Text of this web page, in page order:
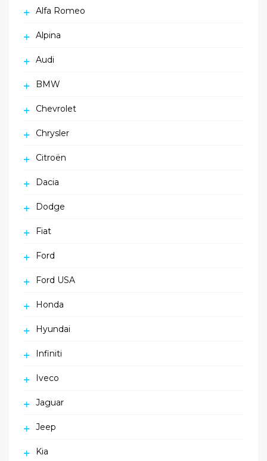
Alfa Romeo
Alpina
Audi
BMW
Chevrolet
Chrysler
Citroën
Dacia
Dodge
Fiat
Ford
Ford USA
Honda
Hyundai
Infiniti
Iveco
Jaguar
Jeep
Kia